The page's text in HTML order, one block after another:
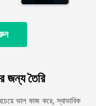
জন্য তৈরি
ভাল কাজ করে, স্বাভাবিক